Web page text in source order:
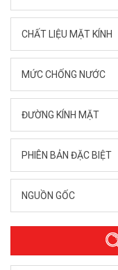
CHẤT LIỆU MẶT KÍNH
MỨC CHỐNG NƯỚC
ĐƯỜNG KÍNH MẶT
PHIÊN BẢN ĐẶC BIỆT
NGUỒN GỐC